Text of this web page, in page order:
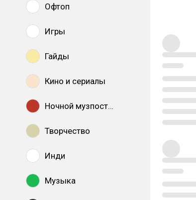
Офтоп
Игры
Гайды
Кино и сериалы
Ночной музпостинг
Творчество
Инди
Музыка